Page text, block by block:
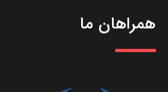
همراهان ما